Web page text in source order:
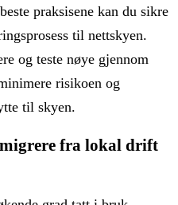
praksisene kan du sikre
til nettskyen.
og teste nøye gjennom
risikoen og
til skyen.
fra lokal drift